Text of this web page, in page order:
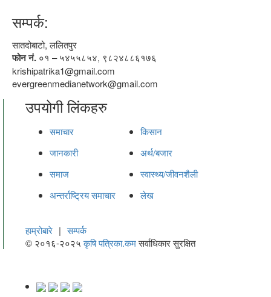
सम्पर्क:
सातदोबाटो, ललितपुर
फोन नं. ०१ – ५४५५८५४, ९८२४८८६१७६
krishipatrika1@gmail.com
evergreenmedianetwork@gmail.com
उपयोगी लिंकहरु
समाचार
किसान
जानकारी
अर्थ/बजार
समाज
स्वास्थ्य/जीवनशैली
अन्तर्राष्ट्रिय समाचार
लेख
हाम्रोबारे | सम्पर्क
© २०१६-२०२५कृषि पत्रिका.कमसर्वाधिकार सुरक्षित